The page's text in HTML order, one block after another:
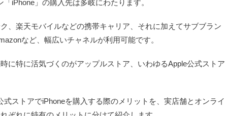
iPhone」の購入先は多岐にわたります。
、楽天モバイルなどの携帯キャリア、それに加えてサブブラン
など、幅広いチャネルが利用可能です。
に特に活気づくのがアップルストア、いわゆるApple公式ストア
式ストアでiPhoneを購入する際のメリットを、実店舗とオンライ